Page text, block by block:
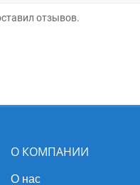
отзывов.
О КОМПАНИИ
О нас